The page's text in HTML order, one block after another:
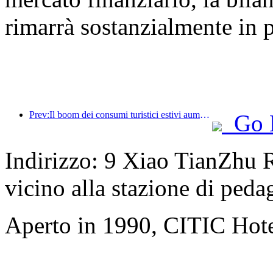
rimarrà sostanzialmente in
Prev:Il boom dei consumi turistici estivi aumenta, il mercato del turismo culturale si innova e si aggiorna
Go
Indirizzo: 9 Xiao TianZhu
vicino alla stazione di
Aperto in 1990, CITIC